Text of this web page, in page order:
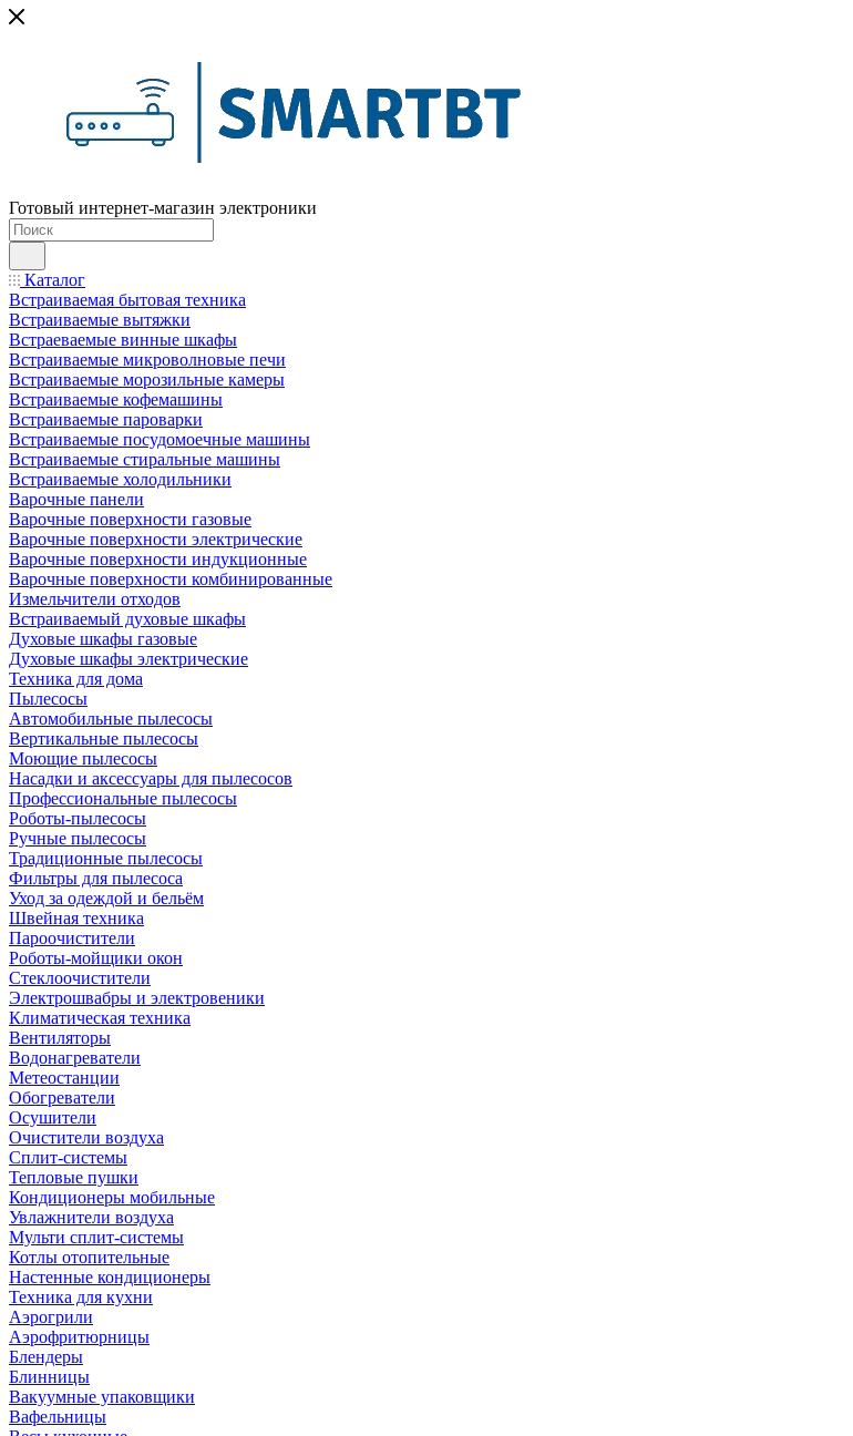
Готовый интернет-магазин электроники
Каталог
Встраиваемая бытовая техника
Встраиваемые вытяжки
Встраеваемые винные шкафы
Встраиваемые микроволновые печи
Встраиваемые морозильные камеры
Встраиваемые кофемашины
Встраиваемые пароварки
Встраиваемые посудомоечные машины
Встраиваемые стиральные машины
Встраиваемые холодильники
Варочные панели
Варочные поверхности газовые
Варочные поверхности электрические
Варочные поверхности индукционные
Варочные поверхности комбинированные
Измельчители отходов
Встраиваемый духовые шкафы
Духовые шкафы газовые
Духовые шкафы электрические
Техника для дома
Пылесосы
Автомобильные пылесосы
Вертикальные пылесосы
Моющие пылесосы
Насадки и аксессуары для пылесосов
Профессиональные пылесосы
Роботы-пылесосы
Ручные пылесосы
Традиционные пылесосы
Фильтры для пылесоса
Уход за одеждой и бельём
Швейная техника
Пароочистители
Роботы-мойщики окон
Стеклоочистители
Электрошвабры и электровеники
Климатическая техника
Вентиляторы
Водонагреватели
Метеостанции
Обогреватели
Осушители
Очистители воздуха
Сплит-системы
Тепловые пушки
Кондиционеры мобильные
Увлажнители воздуха
Мульти сплит-системы
Котлы отопительные
Настенные кондиционеры
Техника для кухни
Аэрогрили
Аэрофритюрницы
Блендеры
Блинницы
Вакуумные упаковщики
Вафельницы